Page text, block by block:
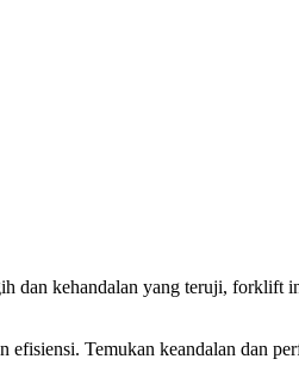
dan kehandalan yang teruji, forklift
efisiensi. Temukan keandalan dan